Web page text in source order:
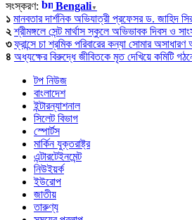
সংস্করণ:
Bengali▼
১ মানবতার দার্শনিক অভিযাত্রী প্রফেসর ড. জাহিদ
২ শ্রীমঙ্গলে সেন্ট মার্থাস স্কুলে অভিভাবক দিবস ও
৩ ফ্রান্সে চা শ্রমিক পরিবারের কন্যা সোমার অসাধারণ
৪ অধ্যক্ষের বিরুদ্ধে জীবিতকে মৃত দেখিয়ে কমিটি
টপ নিউজ
বাংলাদেশ
ইন্টারন্যাশনাল
সিলেট বিভাগ
স্পোর্টস
মার্কিন যুক্তরাষ্ট্র
এন্টারটেইনমেন্ট
নিউইয়র্ক
ইউরোপ
জাতীয়
তারুণ্য